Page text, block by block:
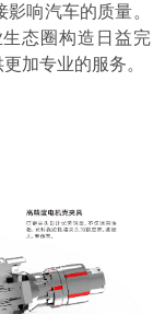
响汽车的质量。
态圈构造日益完
加专业的服务。